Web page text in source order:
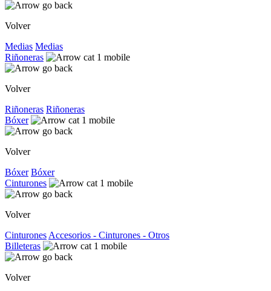
Volver
Medias Medias
Riñoneras
Volver
Riñoneras Riñoneras
Bóxer
Volver
Bóxer Bóxer
Cinturones
Volver
Cinturones Accesorios - Cinturones - Otros
Billeteras
Volver